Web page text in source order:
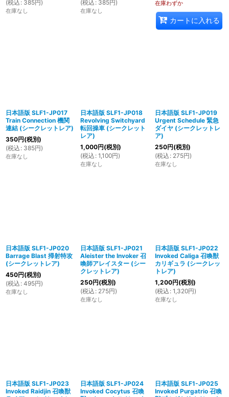
(税込 : 385円)
在庫なし
(税込 : 385円)
在庫なし
在庫わずか
カートに入れる
日本語版 SLF1-JP017
Train Connection 機関
連結 (シークレットレア)
350円(税別)
(税込 : 385円)
在庫なし
日本語版 SLF1-JP018
Revolving Switchyard
転回操車 (シークレット
レア)
1,000円(税別)
(税込 : 1,100円)
在庫なし
日本語版 SLF1-JP019
Urgent Schedule 緊急
ダイヤ (シークレットレ
ア)
250円(税別)
(税込 : 275円)
在庫なし
日本語版 SLF1-JP020
Barrage Blast 掃射特攻
(シークレットレア)
450円(税別)
(税込 : 495円)
在庫なし
日本語版 SLF1-JP021
Aleister the Invoker 召
喚師アレイスター (シー
クレットレア)
250円(税別)
(税込 : 275円)
在庫なし
日本語版 SLF1-JP022
Invoked Caliga 召喚獣
カリギュラ (シークレッ
トレア)
1,200円(税別)
(税込 : 1,320円)
在庫なし
日本語版 SLF1-JP023
Invoked Raidjin 召喚獣
日本語版 SLF1-JP024
Invoked Cocytus 召喚
日本語版 SLF1-JP025
Invoked Purgatrio 召喚